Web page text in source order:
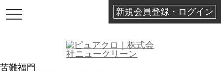
新規会員登録・ログイン
TOGGLE
苦難福門